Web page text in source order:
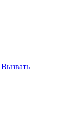
Вызвать